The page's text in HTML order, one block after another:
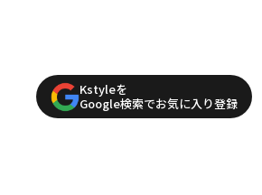
Kstyleを
Google検索でお気に入り登録